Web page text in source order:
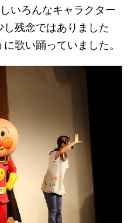
いろんなキャラクター
残念ではありました
歌い踊っていました。